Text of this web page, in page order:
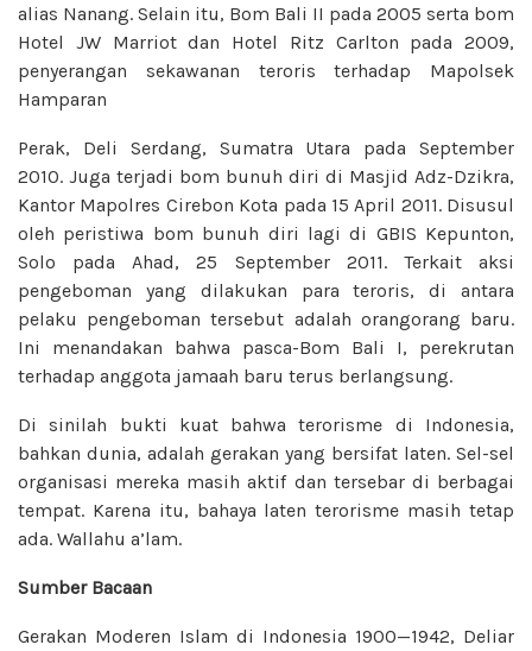
alias Nanang. Selain itu, Bom Bali II pada 2005 serta bom
Hotel JW Marriot dan Hotel Ritz Carlton pada 2009,
penyerangan sekawanan teroris terhadap Mapolsek
Hamparan
Perak, Deli Serdang, Sumatra Utara pada September
2010. Juga terjadi bom bunuh diri di Masjid Adz-Dzikra,
Kantor Mapolres Cirebon Kota pada 15 April 2011. Disusul
oleh peristiwa bom bunuh diri lagi di GBIS Kepunton,
Solo pada Ahad, 25 September 2011. Terkait aksi
pengeboman yang dilakukan para teroris, di antara
pelaku pengeboman tersebut adalah orangorang baru.
Ini menandakan bahwa pasca-Bom Bali I, perekrutan
terhadap anggota jamaah baru terus berlangsung.
Di sinilah bukti kuat bahwa terorisme di Indonesia,
bahkan dunia, adalah gerakan yang bersifat laten. Sel-sel
organisasi mereka masih aktif dan tersebar di berbagai
tempat. Karena itu, bahaya laten terorisme masih tetap
ada. Wallahu a’lam.
Sumber Bacaan
Gerakan Moderen Islam di Indonesia 1900—1942, Deliar